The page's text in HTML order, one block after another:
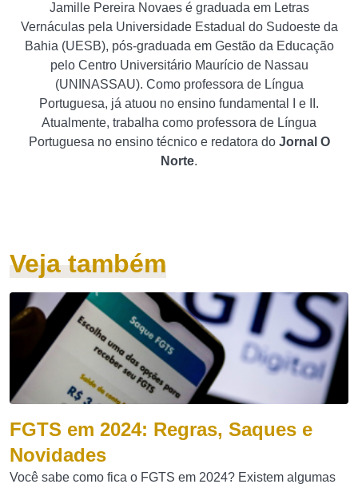
Jamille Pereira Novaes é graduada em Letras
Vernáculas pela Universidade Estadual do Sudoeste da
Bahia (UESB), pós-graduada em Gestão da Educação
pelo Centro Universitário Maurício de Nassau
(UNINASSAU). Como professora de Língua
Portuguesa, já atuou no ensino fundamental I e II.
Atualmente, trabalha como professora de Língua
Portuguesa no ensino técnico e redatora do Jornal O
Norte.
Veja também
FGTS em 2024: Regras, Saques e
Novidades
Você sabe como fica o FGTS em 2024? Existem algumas